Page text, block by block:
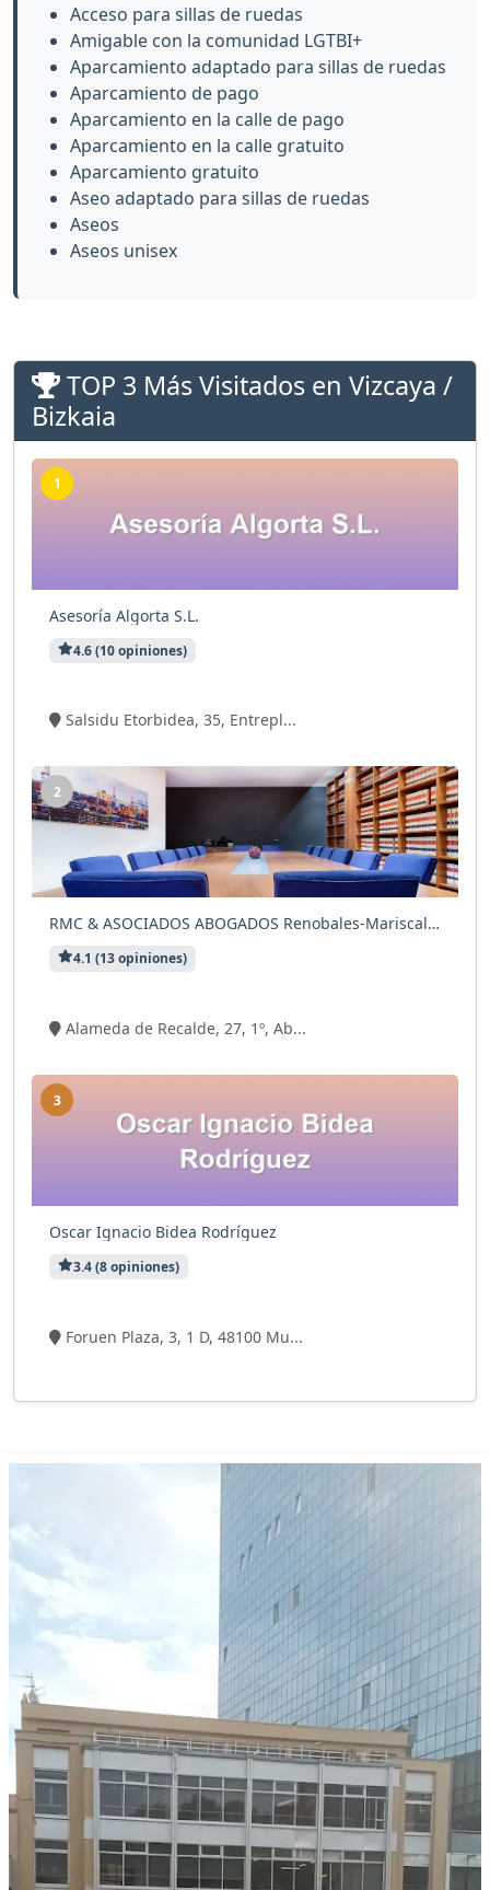
Acceso para sillas de ruedas
Amigable con la comunidad LGTBI+
Aparcamiento adaptado para sillas de ruedas
Aparcamiento de pago
Aparcamiento en la calle de pago
Aparcamiento en la calle gratuito
Aparcamiento gratuito
Aseo adaptado para sillas de ruedas
Aseos
Aseos unisex
TOP 3 Más Visitados en Vizcaya /
Bizkaia
1
Asesoría Algorta S.L.
4.6 (10 opiniones)
Salsidu Etorbidea, 35, Entrepl...
2
RMC & ASOCIADOS ABOGADOS Renobales-Mariscal-Castresana
4.1 (13 opiniones)
Alameda de Recalde, 27, 1º, Ab...
3
Oscar Ignacio Bidea Rodríguez
3.4 (8 opiniones)
Foruen Plaza, 3, 1 D, 48100 Mu...